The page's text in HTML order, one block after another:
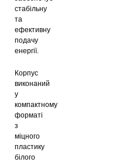
стабільну
та
ефективну
подачу
енергії.
Корпус
виконаний
у
компактному
форматі
з
міцного
пластику
білого